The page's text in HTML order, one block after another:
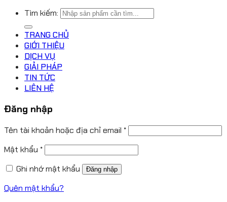
Tìm kiếm:
TRANG CHỦ
GIỚI THIỆU
DỊCH VỤ
GIẢI PHÁP
TIN TỨC
LIÊN HỆ
Đăng nhập
Tên tài khoản hoặc địa chỉ email *
Mật khẩu *
Ghi nhớ mật khẩu
Đăng nhập
Quên mật khẩu?